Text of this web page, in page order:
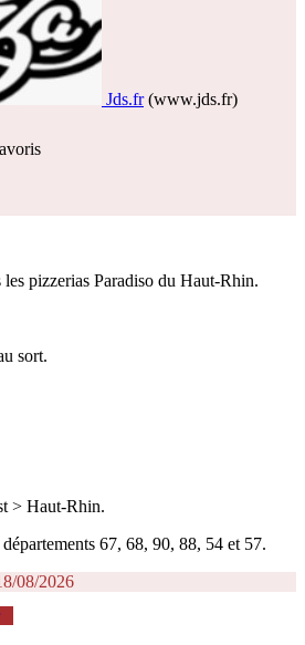
Jds.fr (www.jds.fr)
pizzerias Paradiso du Haut-Rhin.
sort.
> Haut-Rhin.
67, 68, 90, 88, 54 et 57.
08/2026